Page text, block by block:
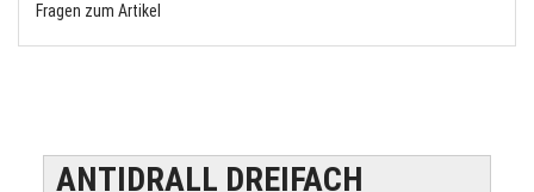
Fragen zum Artikel
ANTIDRALL DREIFACH